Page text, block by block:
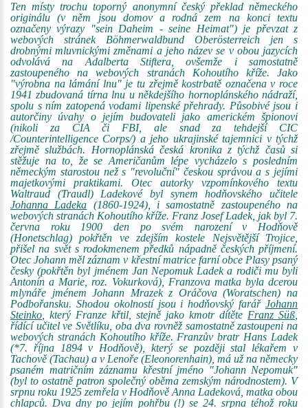
Ten místy trochu toporný anonymní český překlad německého
originálu (v něm jsou domov a rodná zem na konci textu
označeny výrazy "sein Daheim - seine Heimat") je převzat z
webových stránek Böhmerwaldbund Oberösterreich jen s
drobnými mluvnickými změnami a jeho název se v obou jazycích
odvolává na Adalberta Stiftera, ovšemže i samostatně
zastoupeného na webových stranách Kohoutího kříže. Jako
"výrobna na lámání lnu" je tu zřejmě kostrbatě označena v roce
1941 zbudovaná tírna lnu u někdejšího hornoplánského nádraží,
spolu s ním zatopená vodami lipenské přehrady. Působivé jsou i
autorčiny úvahy o jejím budovateli jako americkém špionovi
(nikoli za CIA či FBI, ale snad za tehdejší CIC
/Counterintelligence Corps/) a jeho ukrajinské tajemnici v týchž
zřejmě službách. Hornoplánská česká kronika z týchž časů si
stěžuje na to, že se Američanům lépe vycházelo s posledním
německým starostou než s "revoluční" českou správou a s jejími
majetkovými praktikami. Otec autorky vzpomínkového textu
Waltraud (Traudl) Ladekové byl synem hodňovského učitele
Johanna Ladeka (1860-1924), i samostatně zastoupeného na
webových stranách Kohoutího kříže. Franz Josef Ladek, jak byl 7.
června roku 1900 den po svém narození v Hodňově
(Honetschlag) pokřtěn ve zdejším kostele Nejsvětější Trojice,
přišel na svět s rodokmenem předků nápadně českých příjmení.
Otec Johann měl záznam v křestní matrice farní obce Plasy psaný
česky (pokřtěn byl jménem Jan Nepomuk Ladek a rodiči mu byli
Antonín a Marie, roz. Vokurková), Franzova matka byla dcerou
mlynáře jménem Johann Mrazek z Oráčova (Woratschen) na
Podbořansku. Shodou okolností jsou i hodňovský farář Johann
Steinko , který Franze křtil, stejně jako kmotr dítěte Franz Süß
řídící učitel ve Světlíku, oba dva rovněž samostatně zastoupeni na
webových stranách Kohoutího kříže. Franzův bratr Hans Ladek
(*7. října 1894 v Hodňově), který se později stal lékařem v
Tachově (Tachau) a v Lenoře (Eleonorenhain), má už na německy
psaném matričním záznamu křestní jméno "Johann Nepomuk"
(byl to ostatně patron společný oběma zemským národnostem). V
srpnu roku 1925 zemřela v Hodňově Anna Ladeková, matka obou
chlapců. Dva dny po jejím pohřbu (!) se 24. srpna téhož roku